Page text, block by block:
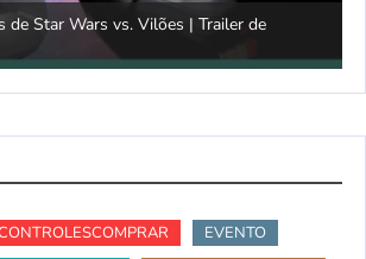
de Star Wars vs. Vilões | Trailer de
EVENTO